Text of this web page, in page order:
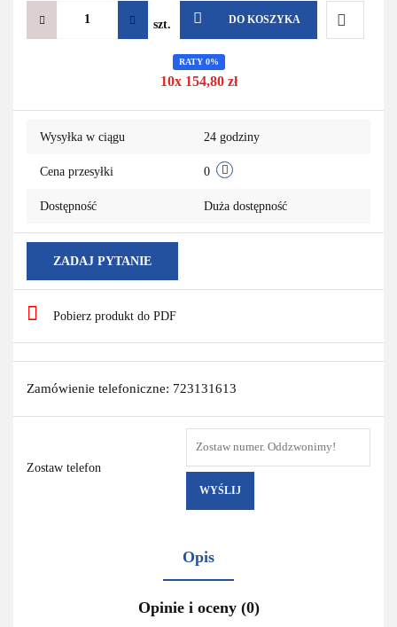
szt. DO KOSZYKA
RATY 0%
10x 154,80 zł
Wysyłka w ciągu 24 godziny
Cena przesyłki 0
Dostępność Duża dostępność
ZADAJ PYTANIE
Pobierz produkt do PDF
Zamówienie telefoniczne: 723131613
Zostaw telefon
WYŚLIJ
Opis
Opinie i oceny (0)